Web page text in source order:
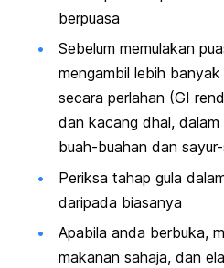
berpuasa
Sebelum memulakan
mengambil lebih
secara perlahan (GI
dan kacang dhal,
buah-buahan dan
Periksa tahap gula
daripada biasanya
Apabila anda berbuka,
makanan sahaja, dan